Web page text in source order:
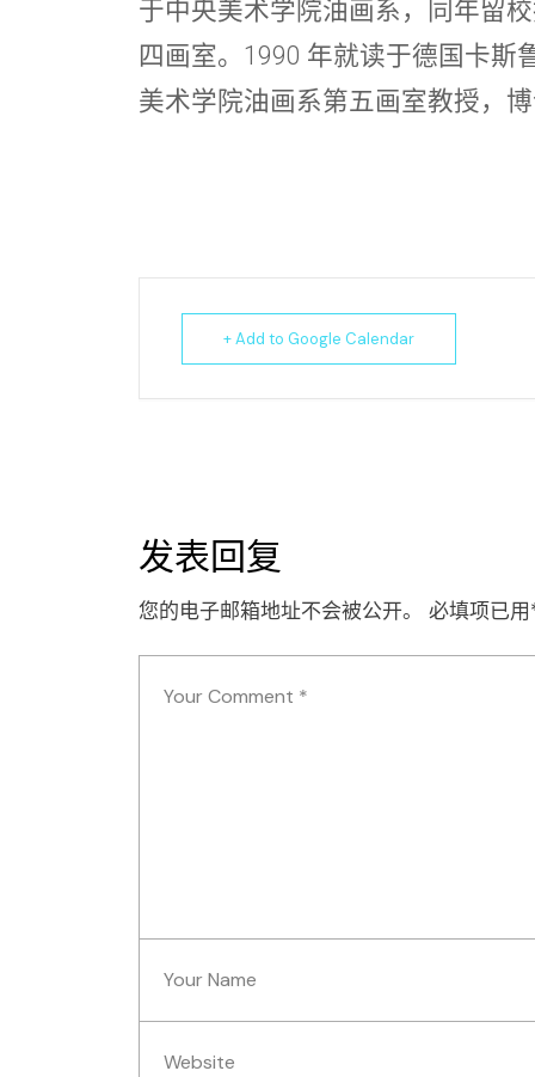
于中央美术学院油画系，同年留
四画室。1990 年就读于德国卡斯
美术学院油画系第五画室教授，
+ Add to Google Calendar
发表回复
您的电子邮箱地址不会被公开。 必填项已用